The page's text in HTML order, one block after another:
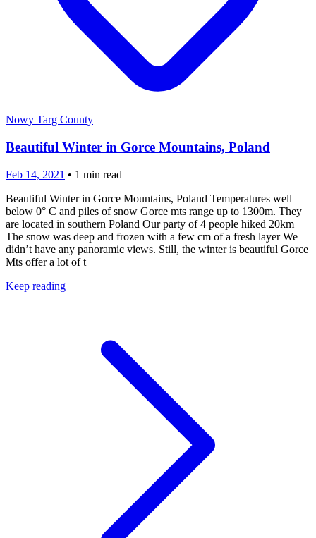
Nowy Targ County
Beautiful Winter in Gorce Mountains, Poland
Feb 14, 2021 • 1 min read
Beautiful Winter in Gorce Mountains, Poland Temperatures well
below 0° C and piles of snow Gorce mts range up to 1300m. They
are located in southern Poland Our party of 4 people hiked 20km
The snow was deep and frozen with a few cm of a fresh layer We
didn’t have any panoramic views. Still, the winter is beautiful Gorce
Mts offer a lot of t
Keep reading